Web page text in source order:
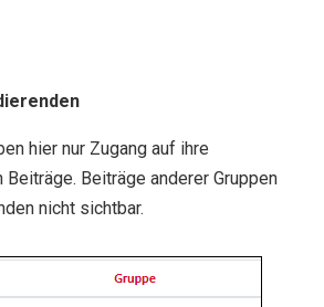
hier nur Zugang auf ihre
Beiträge anderer Gruppen
nicht sichtbar.